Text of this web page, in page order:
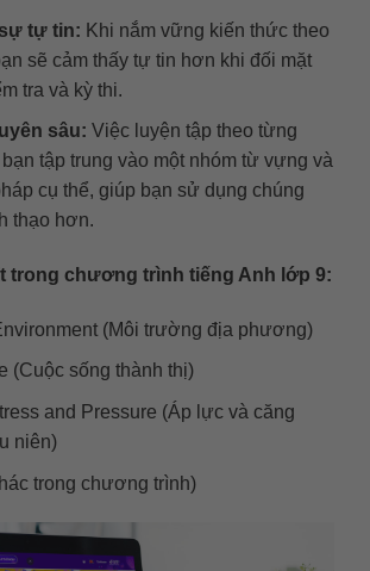
tự tin: Khi nắm vững kiến thức theo
sẽ cảm thấy tự tin hơn khi đối mặt
tra và kỳ thi.
sâu: Việc luyện tập theo từng
tập trung vào một nhóm từ vựng và
cụ thể, giúp bạn sử dụng chúng
thạo hơn.
trong chương trình tiếng Anh lớp 9:
(Môi trường địa phương)
(Cuộc sống thành thị)
and Pressure (Áp lực và căng
niên)
trong chương trình)